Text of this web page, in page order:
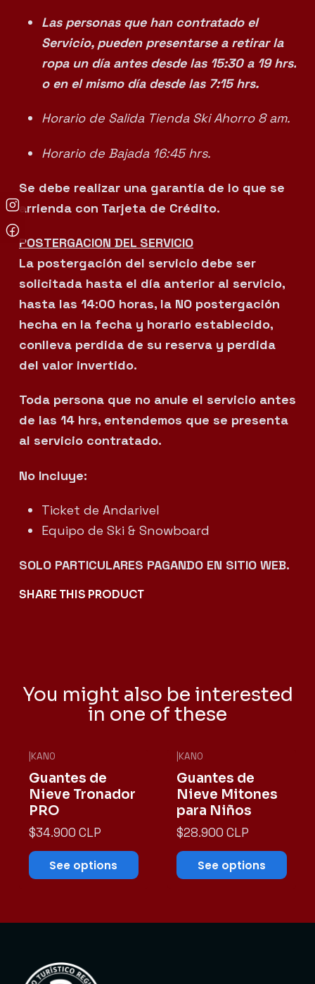
Las personas que han contratado el
Servicio, pueden presentarse a retirar la
ropa un día antes desde las 15:30 a 19 hrs.
o en el mismo día desde las 7:15 hrs.
Horario de Salida Tienda Ski Ahorro 8 am.
Horario de Bajada 16:45 hrs.
Se debe realizar una garantía de lo que se
arrienda con Tarjeta de Crédito.
POSTERGACION DEL SERVICIO
La postergación del servicio debe ser
solicitada hasta el día anterior al servicio,
hasta las 14:00 horas, la NO postergación
hecha en la fecha y horario establecido,
conlleva perdida de su reserva y perdida
del valor invertido.
Toda persona que no anule el servicio antes
de las 14 hrs, entendemos que se presenta
al servicio contratado.
No Incluye:
Ticket de Andarivel
Equipo de Ski & Snowboard
SOLO PARTICULARES PAGANDO EN SITIO WEB.
SHARE THIS PRODUCT
You might also be interested
in one of these
KANO
Guantes de
Nieve Tronador
PRO
$34.900 CLP
See options
KANO
Guantes de
Nieve Mitones
para Niños
$28.900 CLP
See options